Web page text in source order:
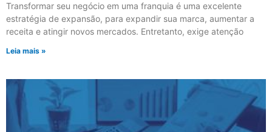
Transformar seu negócio em uma franquia é uma excelente
estratégia de expansão, para expandir sua marca, aumentar a
receita e atingir novos mercados. Entretanto, exige atenção
Leia mais »